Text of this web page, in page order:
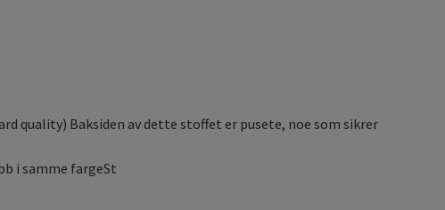
quality) Baksiden av dette stoffet er pusete, noe som sikrer
i samme fargeSt